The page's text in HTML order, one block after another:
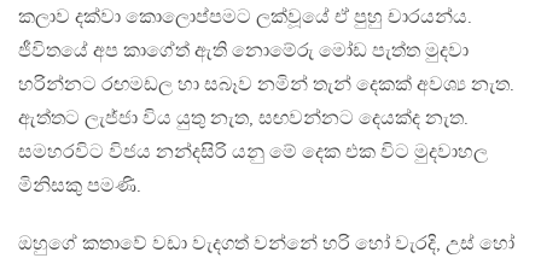
කලාව දක්වා කොලොප්පමට ලක්වූයේ ඒ පුහු චාරයන්ය.
ජීවිතයේ අප කාගේත් ඇති නොමේරු මෝඩ පැත්ත මුදවා
හරින්නට රඟමඩල හා සබෑව නමින් තැන් දෙකක් අවශ්‍ය නැත.
ඇත්තට ලැජ්ජා විය යුතු නැත, සඟවන්නට දෙයක්ද නැත.
සමහරවිට විජය නන්දසිරි යනු මේ දෙක එක විට මුදවාහල
මිනිසකු පමණි.
ඔහුගේ කතාවේ වඩා වැදගත් වන්නේ හරි හෝ වැරදි, උස් හෝ